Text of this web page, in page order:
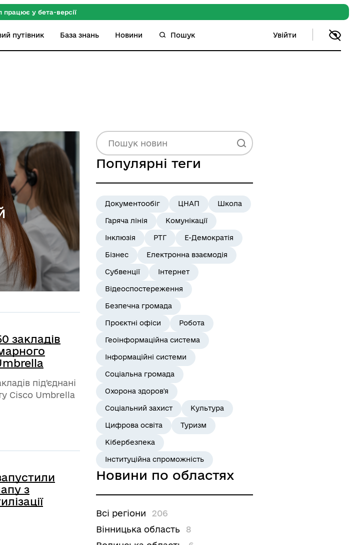
працює у бета-версії
путівник База знань Новини Пошук Увійти
закладів
підʼєднані
Cisco Umbrella
з
Популярні теги
Документообіг ЦНАП Школа
Гаряча лінія Комунікації
Інклюзія РТГ Е-Демократія
Бізнес Електронна взаємодія
Субвенції Інтернет
Відеоспостереження
Безпечна громада
Проєктні офіси Робота
Геоінформаційна система
Інформаційні системи
Соціальна громада
Охорона здоров'я
Соціальний захист Культура
Цифрова освіта Туризм
Кібербезпека
Інституційна спроможність
Новини по областях
Всі регіони
206
Вінницька область
8